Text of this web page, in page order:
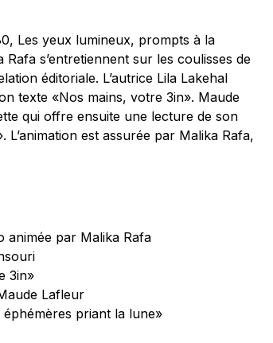
Les yeux lumineux, prompts à la
s’entretiennent sur les coulisses de
éditoriale. L’autrice Lila Lakehal
texte «Nos mains, votre 3in». Maude
qui offre ensuite une lecture de son
est assurée par Malika Rafa,
animée par Malika Rafa
3in»
Lafleur
éphémères priant la lune»